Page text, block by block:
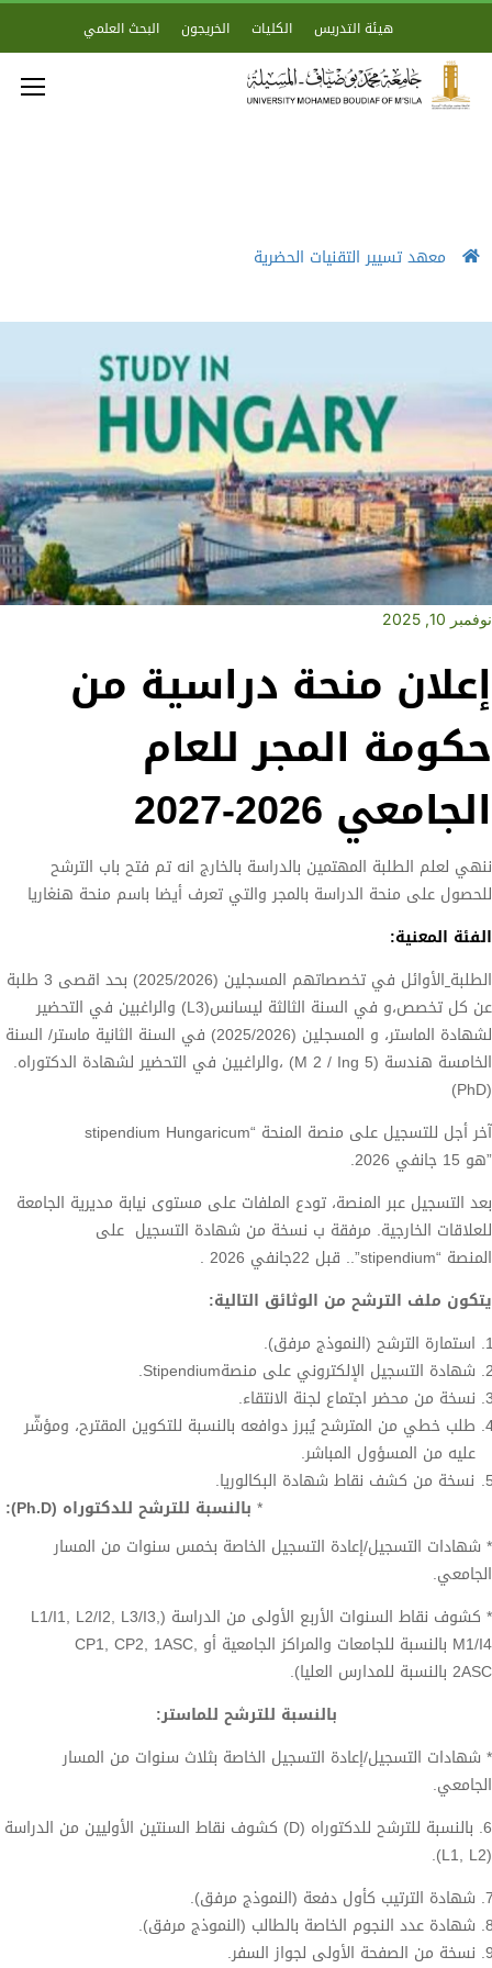
هيئة التدريس الكليات الخريجون البحث العلمي
معهد تسيير التقنيات الحضرية
نوفمبر 10, 2025
إعلان منحة دراسية من
حكومة المجر للعام
الجامعي 2026-2027
ننهي لعلم الطلبة المهتمين بالدراسة بالخارج انه تم فتح باب الترشح
للحصول على منحة الدراسة بالمجر والتي تعرف أيضا باسم منحة هنغاريا
الفئة المعنية:
الطلبة
الأوائل في تخصصاتهم المسجلين (2025/2026) بحد اقصى 3 طلبة
عن كل تخصص،و في السنة الثالثة ليسانس(L3) والراغبين في التحضير
لشهادة الماستر، و المسجلين (2025/2026) في السنة الثانية ماستر/ السنة
الخامسة هندسة (M 2 / Ing 5) ،والراغبين في التحضير لشهادة الدكتوراه.
(PhD)
آخر أجل للتسجيل على منصة المنحة “stipendium Hungaricum
”هو 15 جانفي 2026.
بعد التسجيل عبر المنصة، تودع الملفات على مستوى نيابة مديرية الجامعة
للعلاقات الخارجية. مرفقة ب نسخة من شهادة التسجيل على
المنصة “stipendium”.. قبل 22جانفي 2026 .
يتكون ملف الترشح من الوثائق التالية:
استمارة الترشح (النموذج مرفق).
شهادة التسجيل الإلكتروني على منصةStipendium.
نسخة من محضر اجتماع لجنة الانتقاء.
طلب خطي من المترشح يُبرز دوافعه بالنسبة للتكوين المقترح، ومؤشّر
عليه من المسؤول المباشر.
نسخة من كشف نقاط شهادة البكالوريا.
* بالنسبة للترشح للدكتوراه (Ph.D):
* شهادات التسجيل/إعادة التسجيل الخاصة بخمس سنوات من المسار
الجامعي.
* كشوف نقاط السنوات الأربع الأولى من الدراسة (L1/I1, L2/I2, L3/I3,
M1/I4 بالنسبة للجامعات والمراكز الجامعية أو CP1, CP2, 1ASC,
2ASC بالنسبة للمدارس العليا).
بالنسبة للترشح للماستر:
* شهادات التسجيل/إعادة التسجيل الخاصة بثلاث سنوات من المسار
الجامعي.
6. بالنسبة للترشح للدكتوراه (D) كشوف نقاط السنتين الأوليين من الدراسة
(L1, L2).
شهادة الترتيب كأول دفعة (النموذج مرفق).
شهادة عدد النجوم الخاصة بالطالب (النموذج مرفق).
نسخة من الصفحة الأولى لجواز السفر.